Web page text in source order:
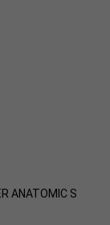
ANATOMIC S